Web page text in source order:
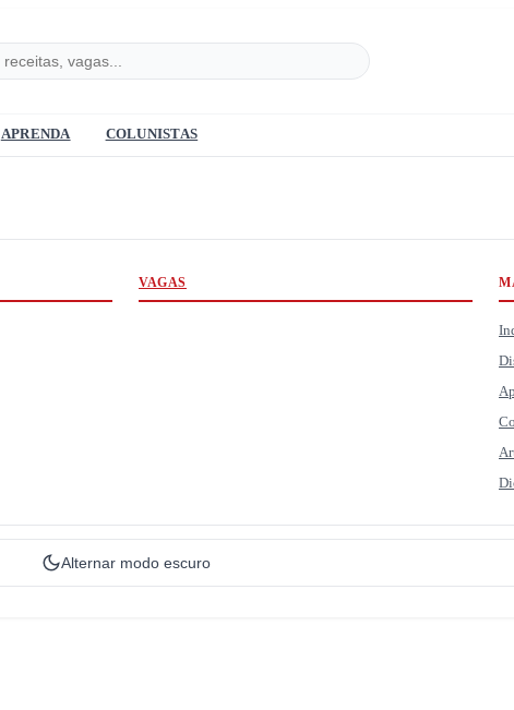
APRENDA COLUNISTAS
VAGAS
Alternar modo escuro